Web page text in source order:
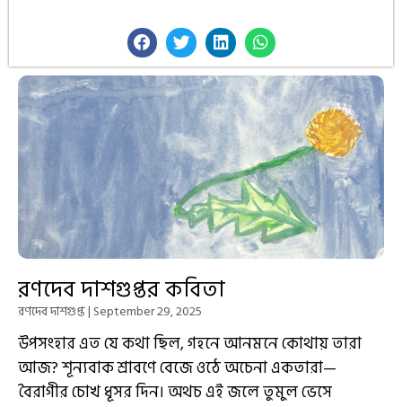
রণদেব দাশগুপ্তর কবিতা
রণদেব দাশগুপ্ত September 29, 2025
উপসংহার এত যে কথা ছিল, গহনে আনমনে কোথায় তারা
আজ? শূন্যবাক শ্রাবণে বেজে ওঠে অচেনা একতারা—
বৈরাগীর চোখ ধূসর দিন। অথচ এই জলে তুমুল ভেসে